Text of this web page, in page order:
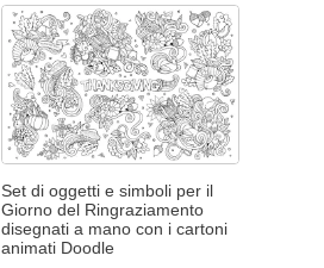
Set di oggetti e simboli per il
Giorno del Ringraziamento
disegnati a mano con i cartoni
animati Doodle